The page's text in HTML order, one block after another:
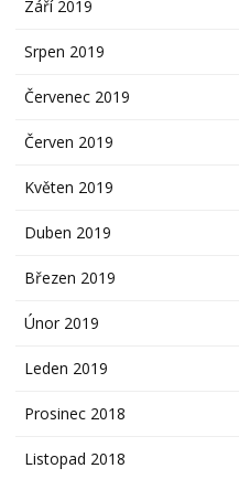
Září 2019
Srpen 2019
Červenec 2019
Červen 2019
Květen 2019
Duben 2019
Březen 2019
Únor 2019
Leden 2019
Prosinec 2018
Listopad 2018